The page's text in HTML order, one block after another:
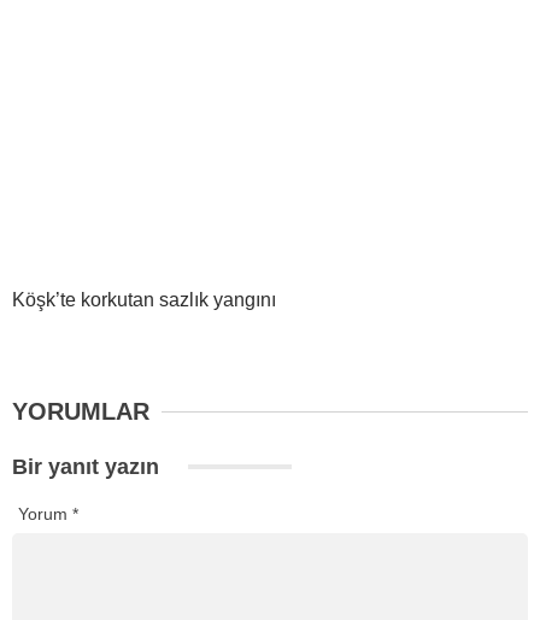
Köşk’te korkutan sazlık yangını
YORUMLAR
Bir yanıt yazın
Yorum *